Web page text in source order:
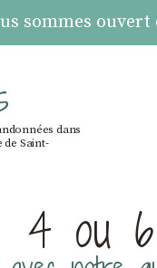
sommes ouvert
dans
Saint-
4 ou